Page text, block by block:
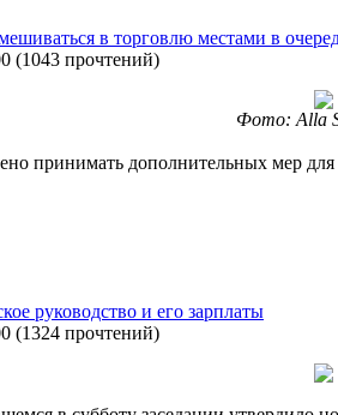
в торговлю местами в
(1043 прочтений)
Фото: Alla
принимать дополнительных мер
руководство и его зарплаты
(1324 прочтений)